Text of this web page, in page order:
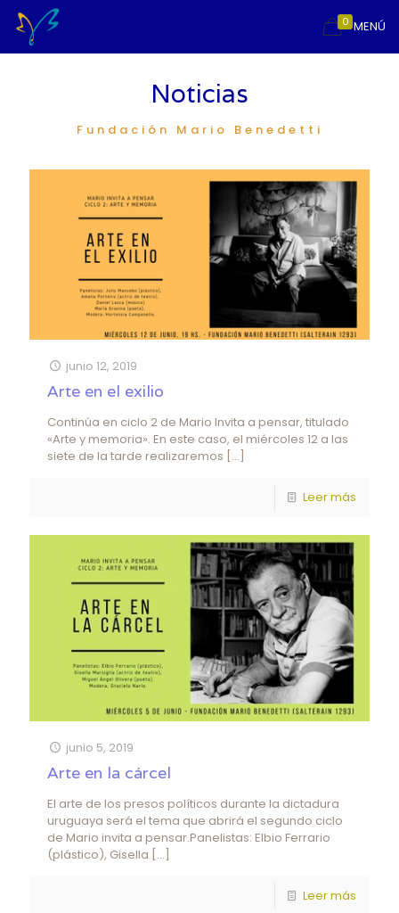
MENÚ
0
Noticias
Fundación Mario Benedetti
junio 12, 2019
Arte en el exilio
Continúa en ciclo 2 de Mario Invita a pensar, titulado
«Arte y memoria». En este caso, el miércoles 12 a las
siete de la tarde realizaremos […]
Leer más
junio 5, 2019
Arte en la cárcel
El arte de los presos políticos durante la dictadura
uruguaya será el tema que abrirá el segundo ciclo
de Mario invita a pensar.Panelistas: Elbio Ferrario
(plástico), Gisella […]
Leer más